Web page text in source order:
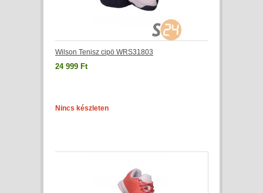
Wilson Tenisz cipö WRS31803
24 999 Ft
Nincs készleten